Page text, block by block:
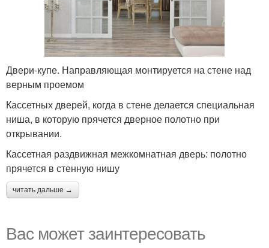
Двери-купе. Направляющая монтируется на стене над
верным проемом
Кассетных дверей, когда в стене делается специальная
ниша, в которую прячется дверное полотно при
открывании.
Кассетная раздвижная межкомнатная дверь: полотно
прячется в стенную нишу
читать дальше →
Вас может заинтересовать